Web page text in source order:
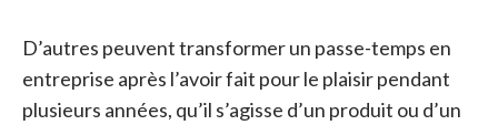
D’autres peuvent transformer un passe-temps en
entreprise après l’avoir fait pour le plaisir pendant
plusieurs années, qu’il s’agisse d’un produit ou d’un